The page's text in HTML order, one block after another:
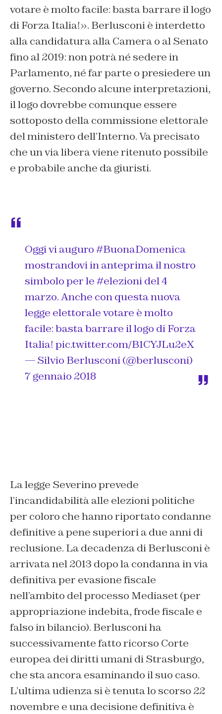
votare è molto facile: basta barrare il logo
di Forza Italia!». Berlusconi è interdetto
alla candidatura alla Camera o al Senato
fino al 2019: non potrà né sedere in
Parlamento, né far parte o presiedere un
governo. Secondo alcune interpretazioni,
il logo dovrebbe comunque essere
sottoposto della commissione elettorale
del ministero dell’Interno. Va precisato
che un via libera viene ritenuto possibile
e probabile anche da giuristi.
Oggi vi auguro#BuonaDomenica
mostrandovi in anteprima il nostro
simbolo per le#elezionidel 4
marzo. Anche con questa nuova
legge elettorale votare è molto
facile: basta barrare il logo di Forza
Italia! pic.twitter.com/B1CYJLu2eX
— Silvio Berlusconi (@berlusconi)
7 gennaio 2018
La legge Severino prevede
l’incandidabilità alle elezioni politiche
per coloro che hanno riportato condanne
definitive a pene superiori a due anni di
reclusione. La decadenza di Berlusconi è
arrivata nel 2013 dopo la condanna in via
definitiva per evasione fiscale
nell’ambito del processo Mediaset (per
appropriazione indebita, frode fiscale e
falso in bilancio). Berlusconi ha
successivamente fatto ricorso Corte
europea dei diritti umani di Strasburgo,
che sta ancora esaminando il suo caso.
L’ultima udienza si è tenuta lo scorso 22
novembre e una decisione definitiva è